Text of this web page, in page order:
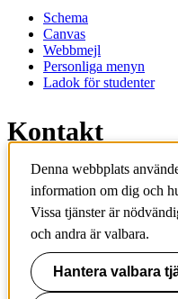
Schema
Canvas
Webbmejl
Personliga menyn
Ladok för studenter
Kontakt
Kontakta
Kontakta kurs
IT-support
KTH Entré
KTH
100 44 Stockholm
Denna webbplats
information om dig och
Vissa tjänster är
och andra är valbara.
Hantera valbara